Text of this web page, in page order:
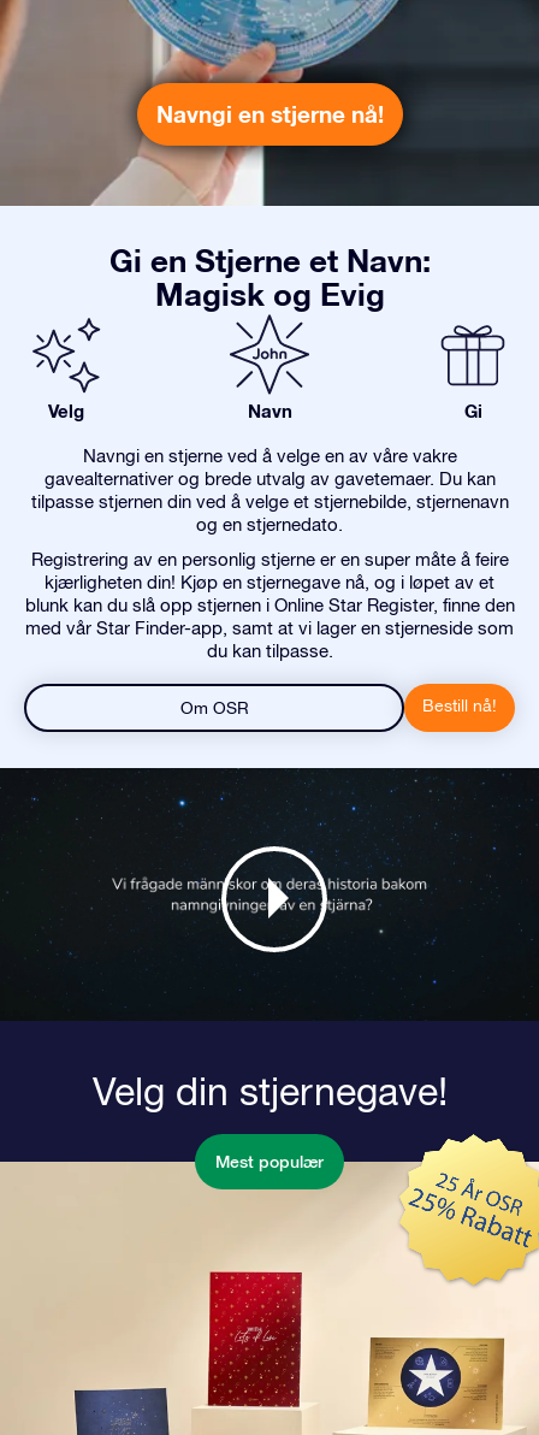
Navngi en stjerne nå!
Gi en Stjerne et Navn:
Magisk og Evig
Velg Navn Gi
Navngi en stjerne ved å velge en av våre vakre
gavealternativer og brede utvalg av gavetemaer. Du kan
tilpasse stjernen din ved å velge et stjernebilde, stjernenavn
og en stjernedato.
Registrering av en personlig stjerne er en super måte å feire
kjærligheten din! Kjøp en stjernegave nå, og i løpet av et
blunk kan du slå opp stjernen i Online Star Register, finne den
med vår Star Finder-app, samt at vi lager en stjerneside som
du kan tilpasse.
Om OSR Bestill nå!
Velg din stjernegave!
Mest populær